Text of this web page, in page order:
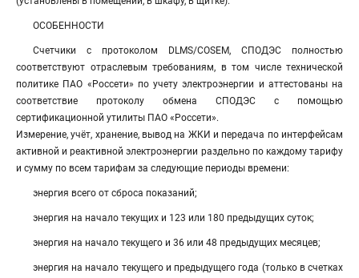
ОСОБЕННОСТИ
Счетчики с протоколом DLMS/COSEM, СПОДЭС полностью
соответствуют отраслевым требованиям, в том числе технической
политике ПАО «Россети» по учету электроэнергии и аттестованы на
соответствие протоколу обмена СПОДЭС с помощью
сертификационной утилиты ПАО «Россети».
Измерение, учёт, хранение, вывод на ЖКИ и передача по интерфейсам
активной и реактивной электроэнергии раздельно по каждому тарифу
и сумму по всем тарифам за следующие периоды времени:
энергия всего от сброса показаний;
энергия на начало текущих и 123 или 180 предыдущих суток;
энергия на начало текущего и 36 или 48 предыдущих месяцев;
энергия на начало текущего и предыдущего года (только в счетках